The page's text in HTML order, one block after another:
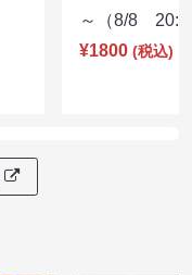
～（8/8
¥1800 (税込)